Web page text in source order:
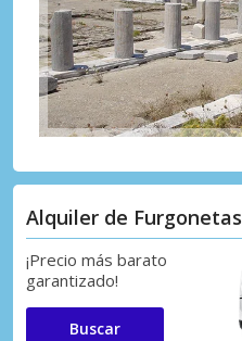
Alquiler de Furgonetas
¡Precio más barato
garantizado!
Buscar